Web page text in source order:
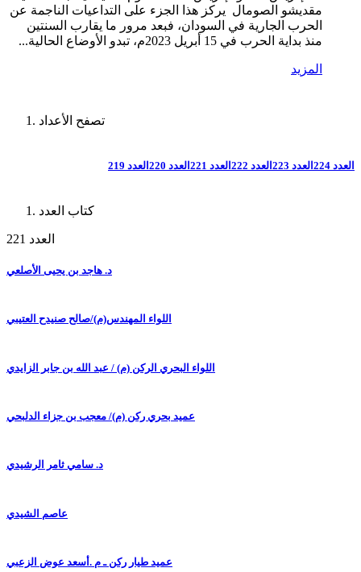
مقديشو الصومال يركز هذا الجزء على التداعيات الناجمة عن
الحرب الجارية في السودان، فبعد مرور ما يقارب السنتين
منذ بداية الحرب في 15 أبريل 2023م، تبدو الأوضاع الحالية...
المزيد
تصفح الأعداد
العدد 224 العدد 223 العدد 222 العدد 221 العدد 220 العدد 219
كتاب العدد
العدد 221
د. هاجد بن يحيى الأصلعي
اللواء المهندس(م)/صالح صنيدح العتيبي
اللواء البحري الركن (م) / عبد الله بن جابر الزايدي
عميد بحري ركن (م)/ معجب بن جزاء الدلبحي
د. سامي ثامر الرشيدي
عاصم الشيدي
عميد طيار ركن ـ م .أسعد عوض الزعبي